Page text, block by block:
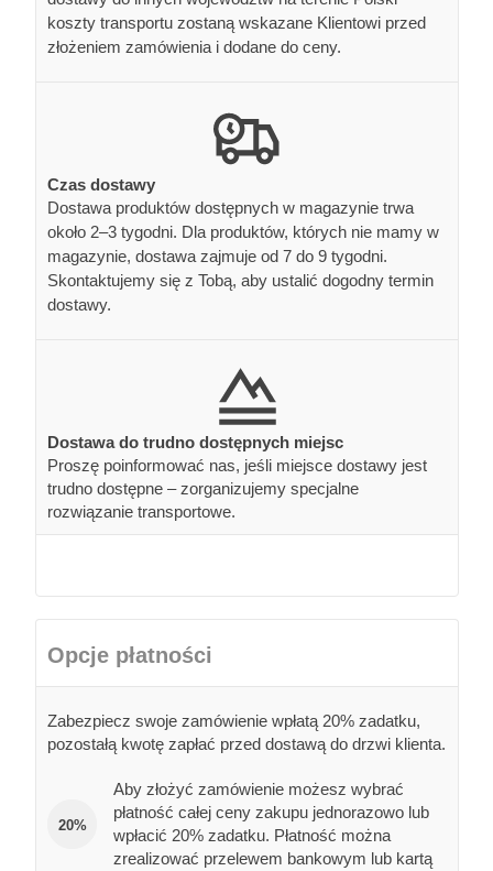
koszty transportu zostaną wskazane Klientowi przed
złożeniem zamówienia i dodane do ceny.
Czas dostawy
Dostawa produktów dostępnych w magazynie trwa
około 2–3 tygodni. Dla produktów, których nie mamy w
magazynie, dostawa zajmuje od 7 do 9 tygodni.
Skontaktujemy się z Tobą, aby ustalić dogodny termin
dostawy.
Dostawa do trudno dostępnych miejsc
Proszę poinformować nas, jeśli miejsce dostawy jest
trudno dostępne – zorganizujemy specjalne
rozwiązanie transportowe.
Opcje płatności
Zabezpiecz swoje zamówienie wpłatą 20% zadatku,
pozostałą kwotę zapłać przed dostawą do drzwi klienta.
20%
Aby złożyć zamówienie możesz wybrać
płatność całej ceny zakupu jednorazowo lub
wpłacić 20% zadatku. Płatność można
zrealizować przelewem bankowym lub kartą